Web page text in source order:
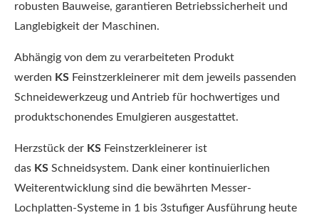
robusten Bauweise, garantieren Betriebssicherheit und
Langlebigkeit der Maschinen.
Abhängig von dem zu verarbeiteten Produkt
werden KS Feinstzerkleinerer mit dem jeweils passenden
Schneidewerkzeug und Antrieb für hochwertiges und
produktschonendes Emulgieren ausgestattet.
Herzstück der KS Feinstzerkleinerer ist
das KS Schneidsystem. Dank einer kontinuierlichen
Weiterentwicklung sind die bewährten Messer-
Lochplatten-Systeme in 1 bis 3stufiger Ausführung heute